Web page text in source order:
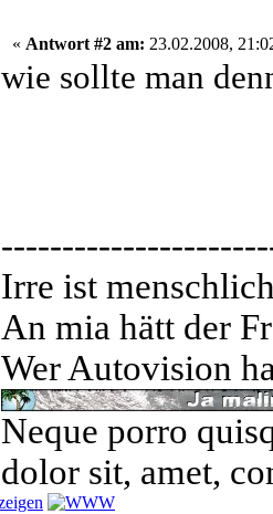
« Antwort #2 am: 23.02.2008,
wie sollte man
Irre ist
An mia hätt der
Wer Autovision
Neque porro
dolor sit, amet,